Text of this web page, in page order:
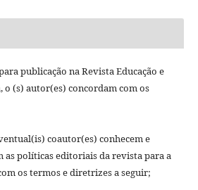
publicação na Revista Educação e
o (s) autor(es) concordam com os
coautor(es) conhecem e
as políticas editoriais da revista para a
os termos e diretrizes a seguir;